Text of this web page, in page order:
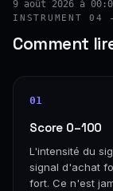
9 août 2026 à
INSTRUMENT 04
Comment
01
Score 0–100
L'intensité du
signal d'achat
fort. Ce n'est